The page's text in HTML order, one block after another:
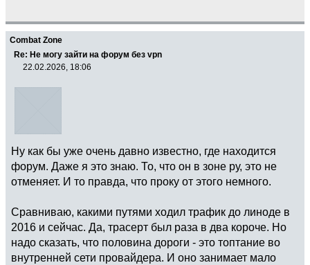
Combat Zone
Re: Не могу зайти на форум без vpn
22.02.2026, 18:06
Ну как бы уже очень давно известно, где находится
форум. Даже я это знаю. То, что он в зоне ру, это не
отменяет. И то правда, что проку от этого немного.
Сравниваю, какими путями ходил трафик до линоде в
2016 и сейчас. Да, трасерт был раза в два короче. Но
надо сказать, что половина дороги - это топтание во
внутренней сети провайдера. И оно занимает мало